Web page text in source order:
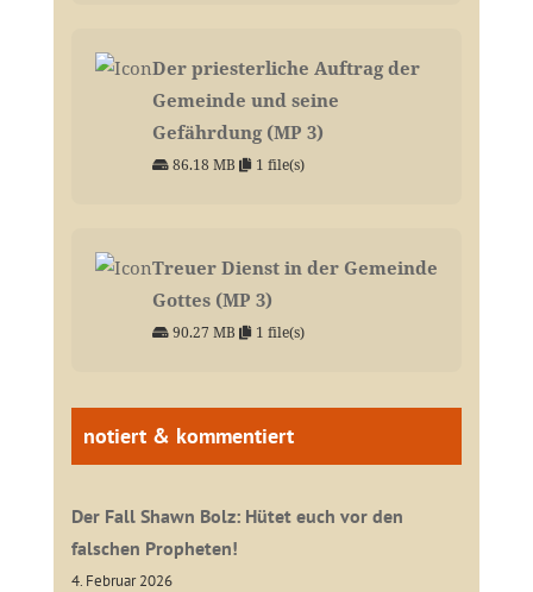
Der priesterliche Auftrag der
Gemeinde und seine
Gefährdung (MP 3)
86.18 MB 1 file(s)
Treuer Dienst in der Gemeinde
Gottes (MP 3)
90.27 MB 1 file(s)
notiert & kommentiert
Der Fall Shawn Bolz: Hütet euch vor den
falschen Propheten!
4. Februar 2026